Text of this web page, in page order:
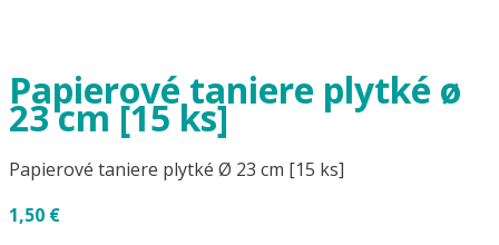
Papierové taniere plytké ø
23 cm [15 ks]
Papierové taniere plytké Ø 23 cm [15 ks]
1,50 €